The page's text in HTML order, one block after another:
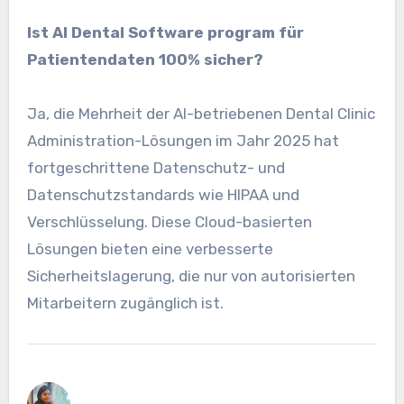
Ist AI Dental Software program für
Patientendaten 100% sicher?
Ja, die Mehrheit der AI-betriebenen Dental Clinic
Administration-Lösungen im Jahr 2025 hat
fortgeschrittene Datenschutz- und
Datenschutzstandards wie HIPAA und
Verschlüsselung. Diese Cloud-basierten
Lösungen bieten eine verbesserte
Sicherheitslagerung, die nur von autorisierten
Mitarbeitern zugänglich ist.